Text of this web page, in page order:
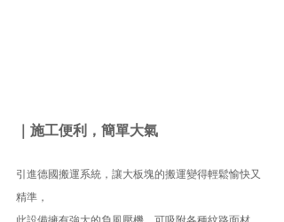
｜施工便利，簡單大氣
引進德國搬運系統，讓大板塊的搬運變得輕鬆愉快又
精準，